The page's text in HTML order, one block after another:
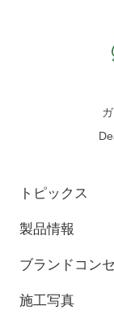
トピックス
製品情報
ブランドコン
施工写真